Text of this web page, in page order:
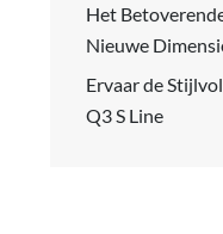
Het
Nieuwe
Ervaar de
Q3 S Line